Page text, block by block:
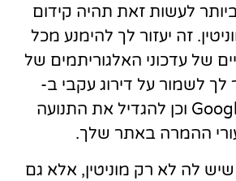
לעשות זאת תהיה קידום
זה יעזור לך להימנע מכל
של עדכוני האלגוריתמים של
לך לשמור על דירוג עקבי ב-
SERPs של Google וכן להגדיל את התנועה
ההמרה באתר שלך.
לה לא רק מוניטין, אלא גם